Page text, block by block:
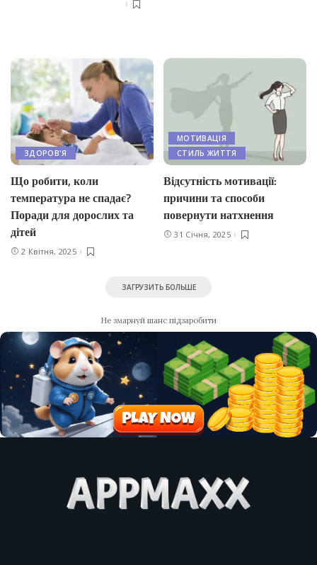
ЗДОРОВ'Я
Що робити, коли
температура не спадає?
Поради для дорослих та
дітей
2 Квітня, 2025
МОТИВАЦІЯ
СТИЛЬ ЖИТТЯ
Відсутність мотивації:
причини та способи
повернути натхнення
31 Січня, 2025
ЗАГРУЗИТЬ БОЛЬШЕ
Не змарнуй шанс підзаробити